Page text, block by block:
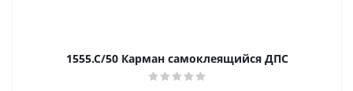
1555.С/50 Карман самоклеящийся ДПС